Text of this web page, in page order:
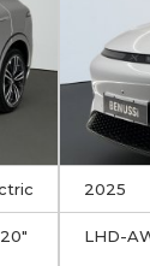
2025
LHD-